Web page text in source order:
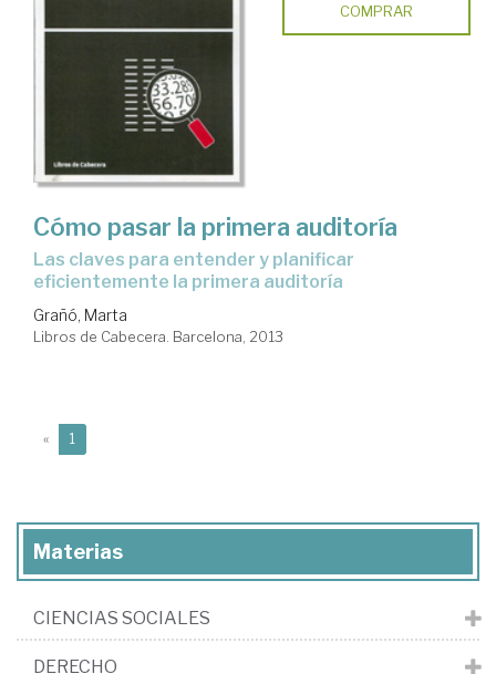
COMPRAR
Cómo pasar la primera auditoría
las claves para entender y planificar
eficientemente la primera auditoría
Grañó, Marta
Libros de Cabecera. Barcelona, 2013
« 1
Materias
CIENCIAS SOCIALES
DERECHO